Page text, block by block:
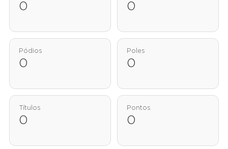
0 0
Pódios
0
Poles
0
Títulos
0
Pontos
0